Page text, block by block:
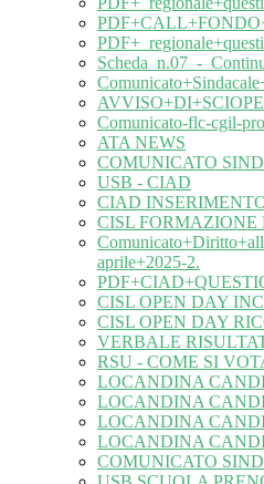
Scheda_n.07_-
Comunicato-flc-cgil-
ATA NEWS
COMUNICATO
USB - CIAD
CIAD
CISL FORMAZIONE
aprile+2025-2.
CISL OPEN DAY
CISL OPEN DAY
VERBALE
RSU - COME SI
LOCANDINA
LOCANDINA
LOCANDINA
LOCANDINA
COMUNICATO